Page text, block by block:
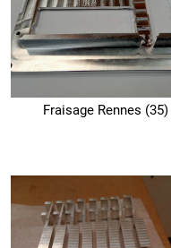
Fraisage Rennes (35)